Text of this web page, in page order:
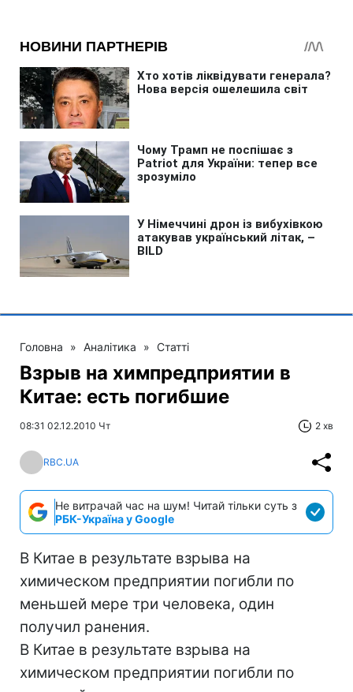
Головна » Аналітика » Статті
Взрыв на химпредприятии в
Китае: есть погибшие
08:31 02.12.2010 Чт 2 хв
RBC.UA
Не витрачай час на шум! Читай тільки суть з
РБК-Україна у Google
В Китае в результате взрыва на
химическом предприятии погибли по
меньшей мере три человека, один
получил ранения.
В Китае в результате взрыва на
химическом предприятии погибли по